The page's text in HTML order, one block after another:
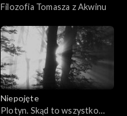
Filozofia Tomasza z Akwinu
Niepojęte
Plotyn. Skąd to wszystko